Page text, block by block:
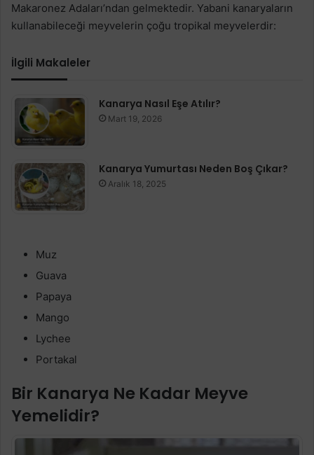
Makaronez Adaları’ndan gelmektedir. Yabani kanaryaların
kullanabileceği meyvelerin çoğu tropikal meyvelerdir:
İlgili Makaleler
Kanarya Nasıl Eşe Atılır?
Mart 19, 2026
Kanarya Yumurtası Neden Boş Çıkar?
Aralık 18, 2025
Muz
Guava
Papaya
Mango
Lychee
Portakal
Bir Kanarya Ne Kadar Meyve
Yemelidir?